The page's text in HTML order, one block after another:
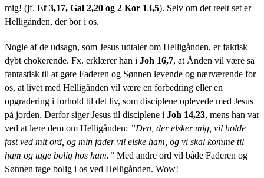
mig! (jf. Ef 3,17, Gal 2,20 og 2 Kor 13,5). Selv om det reelt set er
Helligånden, der bor i os.
Nogle af de udsagn, som Jesus udtaler om Helligånden, er faktisk
dybt chokerende. Fx. erklærer han i Joh 16,7, at Ånden vil være så
fantastisk til at gøre Faderen og Sønnen levende og nærværende for
os, at livet med Helligånden vil være en forbedring eller en
opgradering i forhold til det liv, som disciplene oplevede med Jesus
på jorden. Derfor siger Jesus til disciplene i Joh 14,23, mens han var
ved at lære dem om Helligånden: ”Den, der elsker mig, vil holde
fast ved mit ord, og min fader vil elske ham, og vi skal komme til
ham og tage bolig hos ham.” Med andre ord vil både Faderen og
Sønnen tage bolig i os ved Helligånden. Wow!